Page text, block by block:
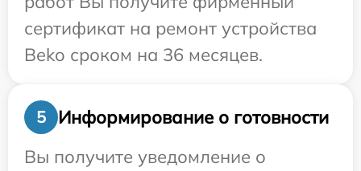
сертификат на ремонт устройства
Beko сроком на 36 месяцев.
5
Информирование о готовности
Вы получите уведомление о